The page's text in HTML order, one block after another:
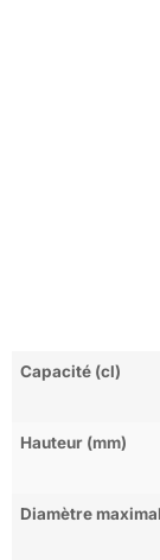
Capacité (cl)
Hauteur (mm)
Diamètre